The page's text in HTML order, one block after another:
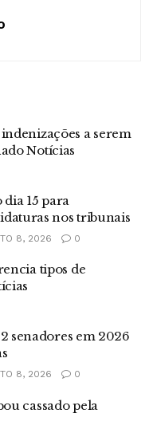
a serem
Notícias
dia 15 para
nos tribunais
8, 2026 0
tipos de
senadores em 2026
8, 2026 0
cassado pela